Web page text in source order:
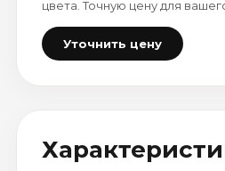
цвета. Точную цену для
Уточнить цену